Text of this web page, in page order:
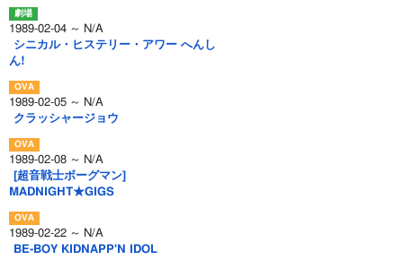
1989-02-04 ～ N/A
シニカル・ヒステリー・アワー へんし
ん!
1989-02-05 ～ N/A
クラッシャージョウ
1989-02-08 ～ N/A
[超音戦士ボーグマン]
MADNIGHT★GIGS
1989-02-22 ～ N/A
BE-BOY KIDNAPP'N IDOL